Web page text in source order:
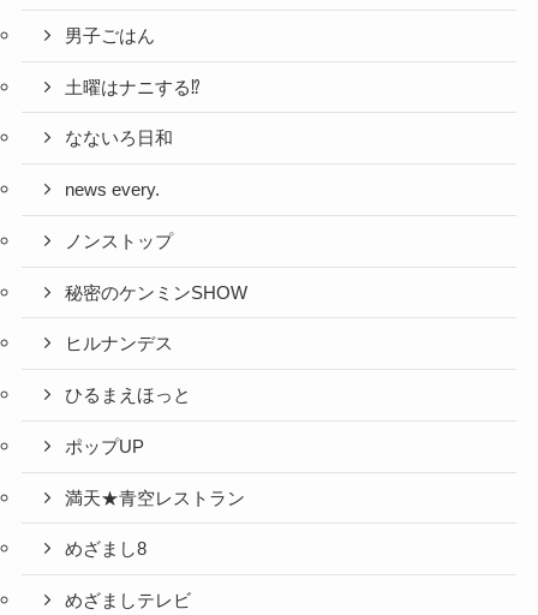
男子ごはん
土曜はナニする⁉
なないろ日和
news every.
ノンストップ
秘密のケンミンSHOW
ヒルナンデス
ひるまえほっと
ポップUP
満天★青空レストラン
めざまし8
めざましテレビ